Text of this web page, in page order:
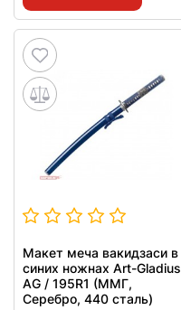
Макет меча вакидзаси в
синих ножнах Art-Gladius
AG / 195R1 (ММГ,
Серебро, 440 сталь)